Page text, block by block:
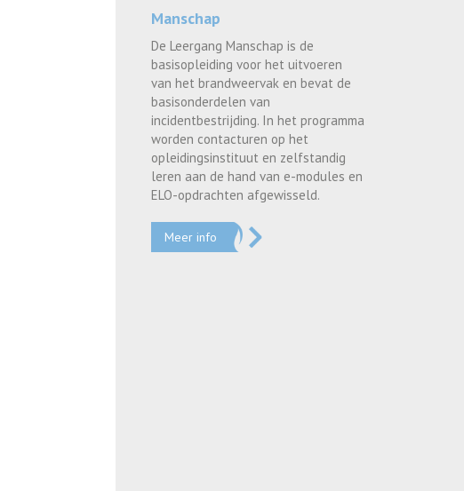
Manschap
De Leergang Manschap is de
basisopleiding voor het uitvoeren
van het brandweervak en bevat de
basisonderdelen van
incidentbestrijding. In het programma
worden contacturen op het
opleidingsinstituut en zelfstandig
leren aan de hand van e-modules en
ELO-opdrachten afgewisseld.
Meer info